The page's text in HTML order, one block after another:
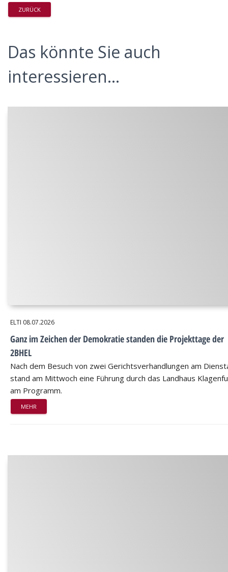
ZURÜCK
Das könnte Sie auch
interessieren...
ELTI 08.07.2026
Ganz im Zeichen der Demokratie standen die Projekttage der
2BHEL
Nach dem Besuch von zwei Gerichtsverhandlungen am
stand am Mittwoch eine Führung durch das Landhaus
am Programm.
MEHR